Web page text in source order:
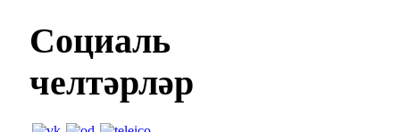
Социаль
челтәрләр